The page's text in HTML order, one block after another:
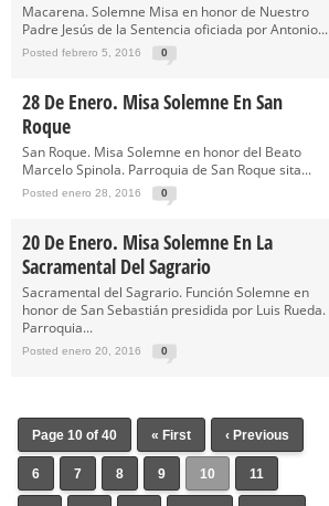
Macarena. Solemne Misa en honor de Nuestro
Padre Jesús de la Sentencia oficiada por Antonio...
Posted febrero 5, 2016 0
28 De Enero. Misa Solemne En San
Roque
San Roque. Misa Solemne en honor del Beato
Marcelo Spinola. Parroquia de San Roque sita...
Posted enero 28, 2016 0
20 De Enero. Misa Solemne En La
Sacramental Del Sagrario
Sacramental del Sagrario. Función Solemne en
honor de San Sebastián presidida por Luis Rueda.
Parroquia...
Posted enero 20, 2016 0
Page 10 of 40 « First ‹ Previous
6 7 8 9 10 11